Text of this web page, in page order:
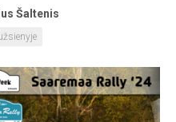
Šaltenis